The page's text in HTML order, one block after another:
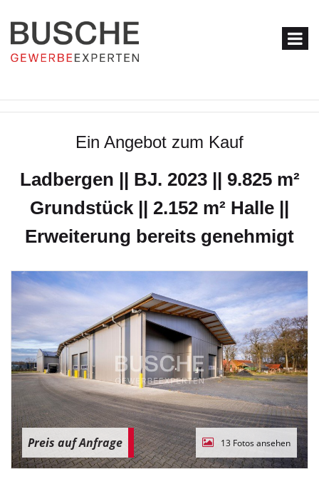
Ein Angebot zum Kauf
Ladbergen || BJ. 2023 || 9.825 m²
Grundstück || 2.152 m² Halle ||
Erweiterung bereits genehmigt
Preis auf Anfrage 13 Fotos ansehen